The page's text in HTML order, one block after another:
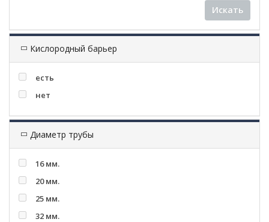
Искать
Кислородный барьер
есть
нет
Диаметр трубы
16 мм.
20 мм.
25 мм.
32 мм.